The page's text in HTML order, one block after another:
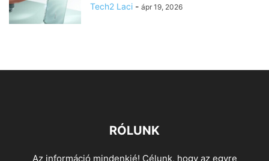
Tech2 Laci - ápr 19, 2026
RÓLUNK
Az információ mindenkié! Célunk, hogy az egyre